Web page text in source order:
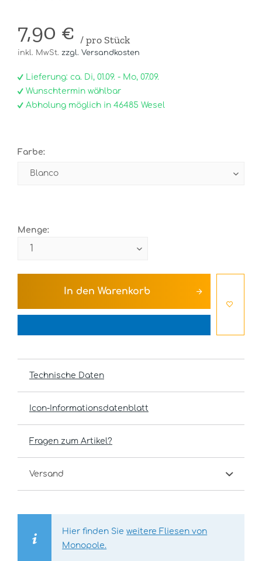
7,90 € / pro Stück
inkl. MwSt. zzgl. Versandkosten
Lieferung: ca. Di, 01.09. - Mo, 07.09.
Wunschtermin wählbar
Abholung möglich in 46485 Wesel
Farbe:
Menge:
In den Warenkorb
Technische Daten
Icon-Informationsdatenblatt
Fragen zum Artikel?
Versand
Hier finden Sieweitere Fliesen von
Monopole.